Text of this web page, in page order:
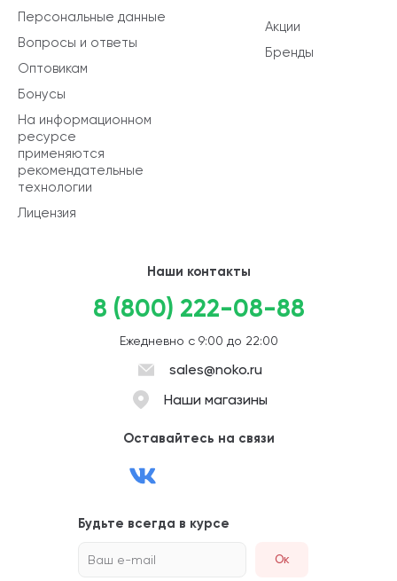
Акции
Бренды
Персональные данные
Вопросы и ответы
Оптовикам
Бонусы
На информационном
ресурсе
применяются
рекомендательные
технологии
Лицензия
Наши контакты
8 (800) 222-08-88
Ежедневно с 9:00 до 22:00
sales@noko.ru
Наши магазины
Оставайтесь на связи
Будьте всегда в курсе
Ваш e-mail